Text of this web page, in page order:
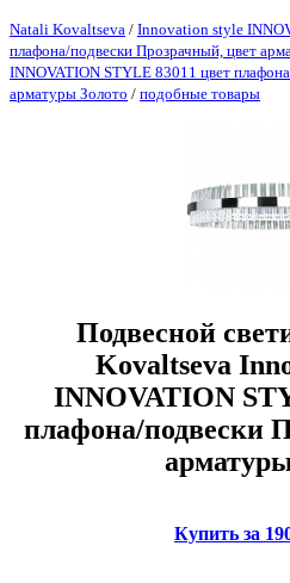
Natali Kovaltseva / Innovation style
плафона/подвески Прозрачный, цвет
INNOVATION STYLE 83011 цвет
арматуры Золото / подобные товары
Подвесной
Kovaltseva
INNOVATION
плафона/подвески
Купить за